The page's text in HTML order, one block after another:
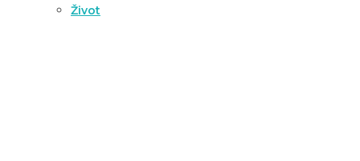
Život